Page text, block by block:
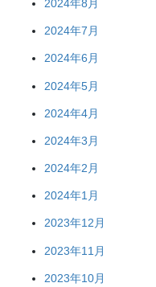
2024年8月
2024年7月
2024年6月
2024年5月
2024年4月
2024年3月
2024年2月
2024年1月
2023年12月
2023年11月
2023年10月